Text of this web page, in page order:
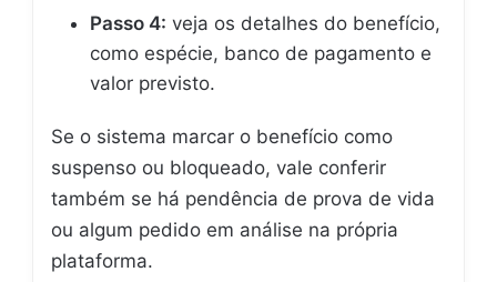
Passo 4: veja os detalhes do benefício,
como espécie, banco de pagamento e
valor previsto.
Se o sistema marcar o benefício como
suspenso ou bloqueado, vale conferir
também se há pendência de prova de vida
ou algum pedido em análise na própria
plataforma.